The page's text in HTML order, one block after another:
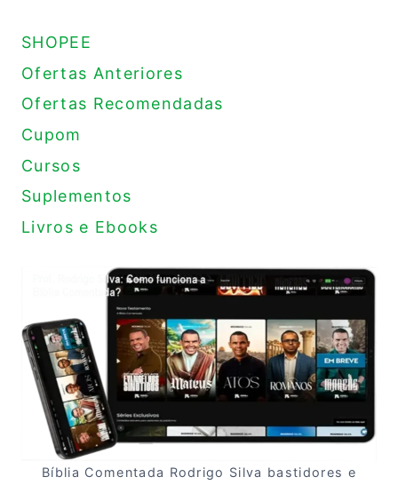
SHOPEE
Ofertas Anteriores
Ofertas Recomendadas
Cupom
Cursos
Suplementos
Livros e Ebooks
Bíblia Comentada Rodrigo Silva bastidores e